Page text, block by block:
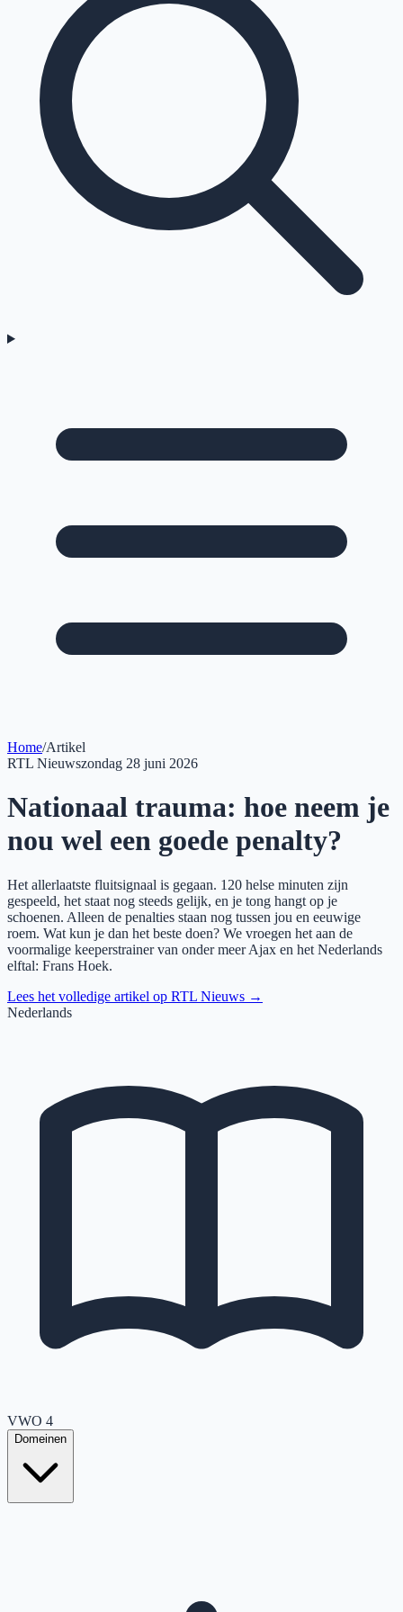
Home/Artikel
RTL Nieuwszondag 28 juni 2026
Nationaal trauma: hoe neem je
nou wel een goede penalty?
Het allerlaatste fluitsignaal is gegaan. 120 helse minuten zijn
gespeeld, het staat nog steeds gelijk, en je tong hangt op je
schoenen. Alleen de penalties staan nog tussen jou en eeuwige
roem. Wat kun je dan het beste doen? We vroegen het aan de
voormalige keeperstrainer van onder meer Ajax en het Nederlands
elftal: Frans Hoek.
Lees het volledige artikel op RTL Nieuws →
Nederlands
VWO 4
Domeinen